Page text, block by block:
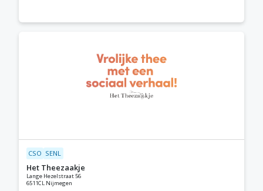
CSO SENL
Het Theezaakje
Lange Hezelstraat 56
6511CL Nijmegen